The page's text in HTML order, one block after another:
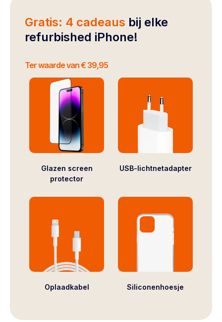
Gratis: 4 cadeaus bij elke
refurbished iPhone!
Ter waarde van € 39,95
Glazen screen
protector
USB-lichtnetadapter
Oplaadkabel Siliconenhoesje